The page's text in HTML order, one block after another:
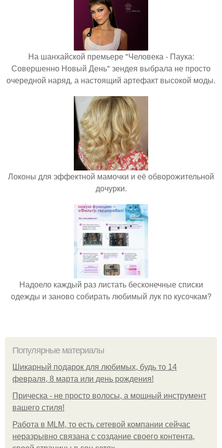
На шанхайской премьере "Человека - Паука:
Совершенно Новый День" зендея выбрала не просто
очередной наряд, а настоящий артефакт высокой моды.
Локоны для эффектной мамочки и её обворожительной
дочурки.
Надоело каждый раз листать бесконечные списки
одежды и заново собирать любимый лук по кусочкам?
Популярные материалы
Шикарный подарок для любимых, будь то 14
февраля, 8 марта или день рождения!
Прическа - не просто волосы, а мощный инструмент
вашего стиля!
Работа в MLM, то есть сетевой компании сейчас
неразрывно связана с создание своего контента,